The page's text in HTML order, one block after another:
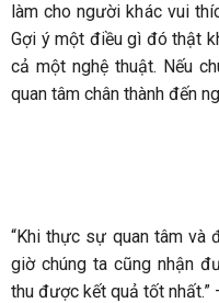
làm cho người khác vui
Gợi ý một điều gì đó thật
cả một nghệ thuật. Nếu
quan tâm chân thành đến
“Khi thực sự quan tâm và
giờ chúng ta cũng nhận
thu được kết quả tốt nhất.”